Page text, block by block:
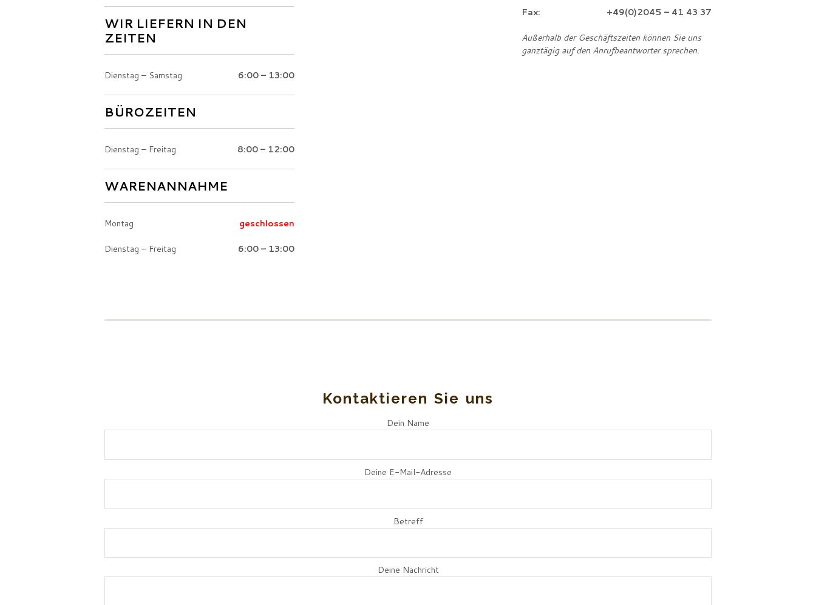
WIR LIEFERN IN DEN
ZEITEN
Dienstag – Samstag 6:00 – 13:00
BÜROZEITEN
Dienstag – Freitag 8:00 – 12:00
WARENANNAHME
Montag geschlossen
Dienstag – Freitag 6:00 – 13:00
Fax: +49(0)2045 – 41 43 37
Außerhalb der Geschäftszeiten können Sie uns
ganztägig auf den Anrufbeantworter sprechen.
Kontaktieren Sie uns
Dein Name
Deine E-Mail-Adresse
Betreff
Deine Nachricht